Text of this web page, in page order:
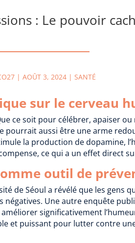
: Le pouvoir
| AOÛT 3, 2024| SANTÉ
sur le cerveau
ce soit pour célébrer, apaiser
pourrait aussi être une arme
la production de dopamine,
ce qui a un effet direct
outil de
de Séoul a révélé que les gens
Une autre enquête
significativement
et puissant pour lutter contre